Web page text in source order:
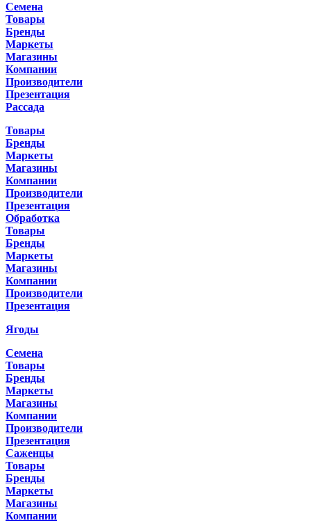
Семена
Товары
Бренды
Маркеты
Магазины
Компании
Производители
Презентация
Рассада
Товары
Бренды
Маркеты
Магазины
Компании
Производители
Презентация
Обработка
Товары
Бренды
Маркеты
Магазины
Компании
Производители
Презентация
Ягоды
Семена
Товары
Бренды
Маркеты
Магазины
Компании
Производители
Презентация
Саженцы
Товары
Бренды
Маркеты
Магазины
Компании